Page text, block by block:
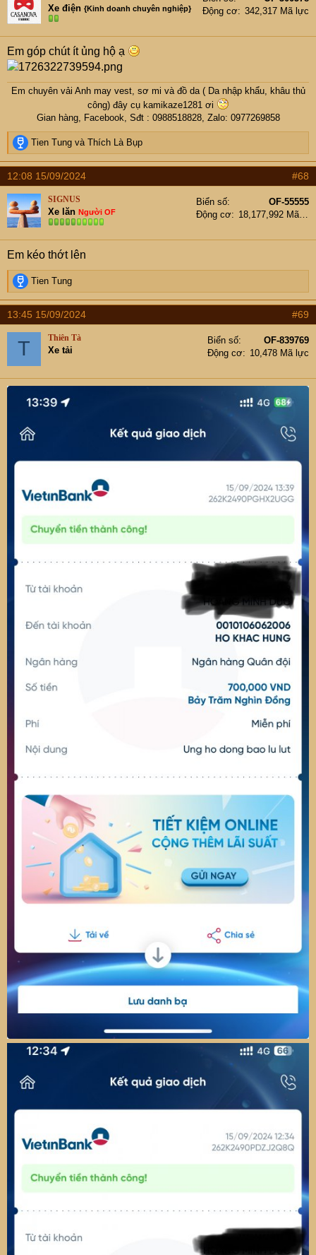
Em xin ủng hộ chương trình ạ
Xe điện {Kinh doanh chuyên nghiệp}
Động cơ
342,317 Mã lực
Em góp chút ít ủng hộ ạ
Em chuyên vải Anh may vest, sơ mi và đồ da ( Da nhập khẩu, khâu thủ
công) đây cụ kamikaze1281 ơi
Gian hàng, Facebook , Sđt : 0988518828, Zalo: 0977269858​
R
e
a
c
t
i
o
n
s
:
Tien Tung và Thích Là Bụp
12:08 15/09/2024 #68
SIGNUS
Xe lăn Người OF
Biển số
OF-55555
Động cơ
Em kéo thớt lên
R
e
a
c
t
n
s
Tien Tung
13:45 15/09/2024 #69
T Thiên Tà
Xe tải
Biển số
OF-839769
Động cơ
10,478 Mã lực